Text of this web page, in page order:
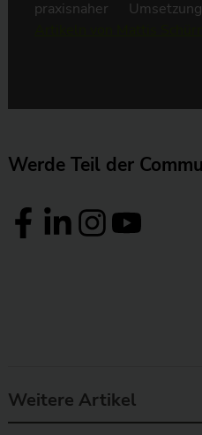
praxisnaher
Werde Teil der
Weitere Artikel